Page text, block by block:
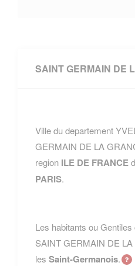
SAINT GERMAIN DE
Ville du departement
GERMAIN DE LA
region ILE DE FRANCE
PARIS.
Les habitants ou
SAINT GERMAIN DE
les Saint-Germanois.